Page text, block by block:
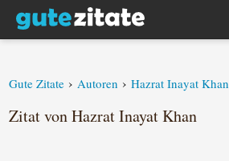
Gute Zitate › Autoren › Hazrat Inayat Khan
Zitat von Hazrat Inayat Khan